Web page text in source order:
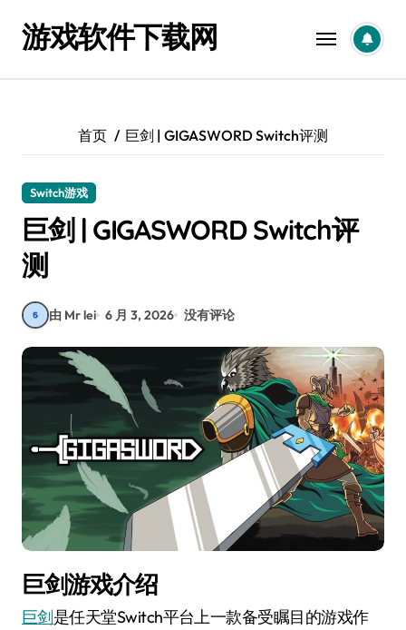
游戏软件下载网
首页 巨剑 | GIGASWORD Switch评测
Switch游戏
巨剑 | GIGASWORD Switch评
测
由 Mr lei 6 月 3, 2026 没有评论
巨剑游戏介绍
巨剑是任天堂Switch平台上一款备受瞩目的游戏作